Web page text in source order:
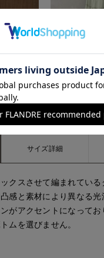
たまプラーザ東急
サイズ詳細
クスさせて編まれている
感と素材により異なる光
がアクセントになってお
ムを選びません。